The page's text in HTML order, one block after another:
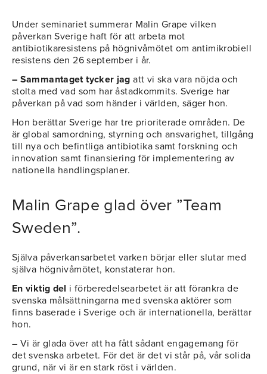
Under seminariet summerar Malin Grape vilken
påverkan Sverige haft för att arbeta mot
antibiotikaresistens på högnivåmötet om antimikrobiell
resistens den 26 september i år.
– Sammantaget tycker jag att vi ska vara nöjda och
stolta med vad som har åstadkommits. Sverige har
påverkan på vad som händer i världen, säger hon.
Hon berättar Sverige har tre prioriterade områden. De
är global samordning, styrning och ansvarighet, tillgång
till nya och befintliga antibiotika samt forskning och
innovation samt finansiering för implementering av
nationella handlingsplaner.
Malin Grape glad över ”Team
Sweden”.
Själva påverkansarbetet varken börjar eller slutar med
själva högnivåmötet, konstaterar hon.
En viktig del i förberedelsearbetet är att förankra de
svenska målsättningarna med svenska aktörer som
finns baserade i Sverige och är internationella, berättar
hon.
– Vi är glada över att ha fått sådant engagemang för
det svenska arbetet. För det är det vi står på, vår solida
grund, när vi är en stark röst i världen.